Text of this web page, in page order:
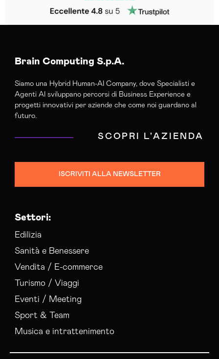
Brain Computing S.p.A.
Siamo una Hybrid Human-AI Company, dove Specialisti e
Agenti AI sviluppano percorsi di Business Experience e
progetti innovativi per aziende che come noi guardano al
futuro.
SCOPRI L'AZIENDA
ISCRIVITI ALLA NEWSLETTER
Settori:
Edilizia
Sanità e Benessere
Vendita / E-commerce
Turismo / Viaggi
Eventi / Meeting
Sport & Team
Musica e intrattenimento